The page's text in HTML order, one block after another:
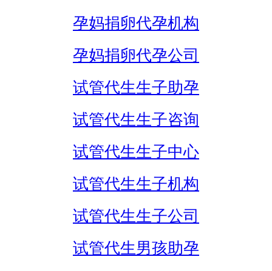
孕妈捐卵代孕机构
孕妈捐卵代孕公司
试管代生生子助孕
试管代生生子咨询
试管代生生子中心
试管代生生子机构
试管代生生子公司
试管代生男孩助孕